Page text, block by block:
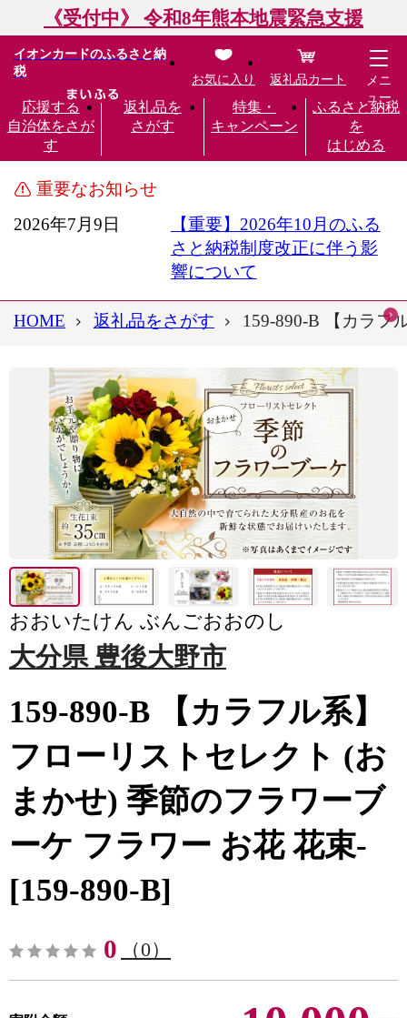
《受付中》 令和8年熊本地震緊急支援
イオンカードのふるさと納
税
応援する
自治体をさが
す
返礼品を
さがす
特集・
キャンペーン
ふるさと納税
を
はじめる
お気に入り 返礼品カート
メニ
ュー
重要なお知らせ
2026年7月9日
【重要】2026年10月のふる
さと納税制度改正に伴う影
響について
HOME 返礼品をさがす 159-890-B 【カラフ
おおいたけん ぶんごおおのし
大分県 豊後大野市
159-890-B 【カラフル系】
フローリストセレクト (お
まかせ) 季節のフラワーブ
ーケ フラワー お花 花束-
[159-890-B]
0 （0）